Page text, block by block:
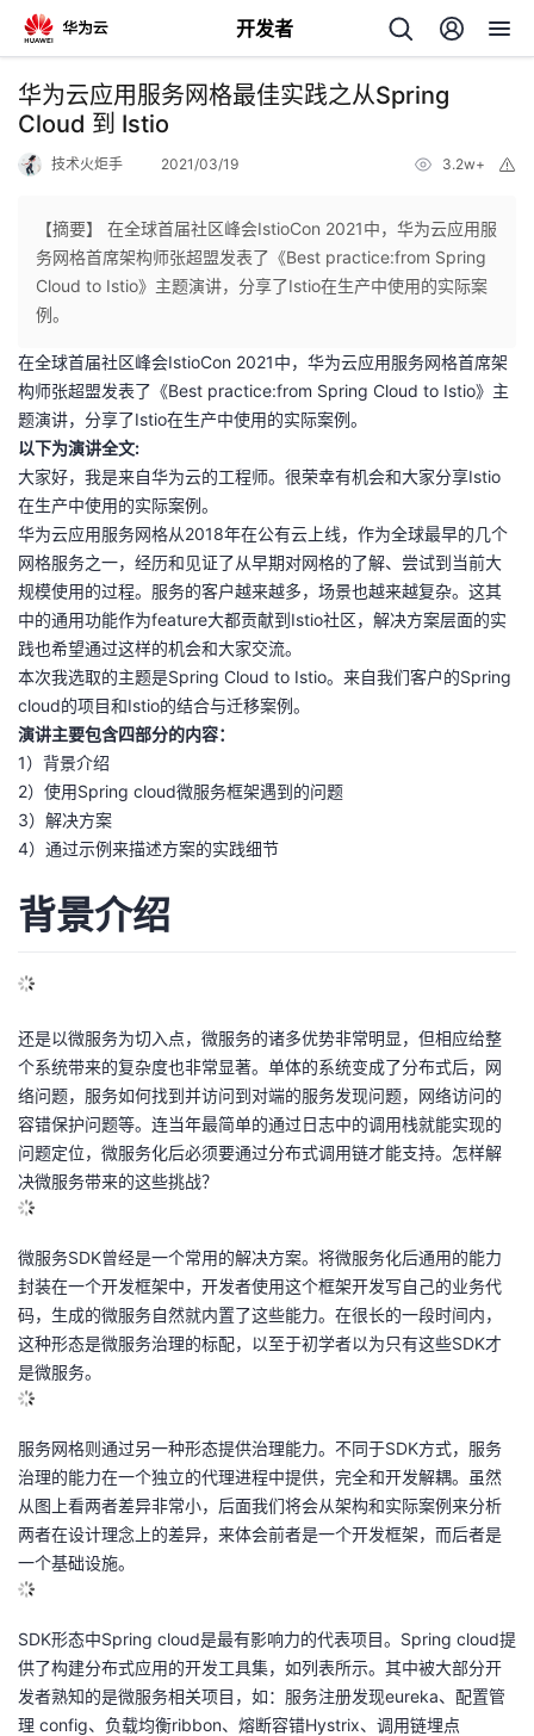
开发者
返
回
个
主
页
的
开
发
者
我
的
博
客
我
的
论
坛
我
的
圈
子
我
的
直
我
的
动
我
关
注
我
的
开
发
者
学
堂
我
课
的
证
我
实
验
的
收
藏
我
的
Programs
我
的
支
持
我
的
技
术
持
我
的
云
建
议
华为云应用服务网格最佳实践之从Spring
Cloud 到 Istio
技术火炬手 2021/03/19 3.2w+
【摘要】 在全球首届社区峰会IstioCon 2021中，华为云应用服
务网格首席架构师张超盟发表了《Best practice:from Spring
Cloud to Istio》主题演讲，分享了Istio在生产中使用的实际案
例。
在全球首届社区峰会IstioCon 2021中，华为云应用服务网格首席架
构师张超盟发表了《Best practice:from Spring Cloud to Istio》主
题演讲，分享了Istio在生产中使用的实际案例。
以下为演讲全文:
大家好，我是来自华为云的工程师。很荣幸有机会和大家分享Istio
在生产中使用的实际案例。
华为云应用服务网格从2018年在公有云上线，作为全球最早的几个
网格服务之一，经历和见证了从早期对网格的了解、尝试到当前大
规模使用的过程。服务的客户越来越多，场景也越来越复杂。这其
中的通用功能作为feature大都贡献到Istio社区，解决方案层面的实
践也希望通过这样的机会和大家交流。
本次我选取的主题是Spring Cloud to Istio。来自我们客户的Spring
cloud的项目和Istio的结合与迁移案例。
演讲主要包含四部分的内容：
1）背景介绍
2）使用Spring cloud微服务框架遇到的问题
3）解决方案
4）通过示例来描述方案的实践细节
背景介绍
还是以微服务为切入点，微服务的诸多优势非常明显，但相应给整
个系统带来的复杂度也非常显著。单体的系统变成了分布式后，网
络问题，服务如何找到并访问到对端的服务发现问题，网络访问的
容错保护问题等。连当年最简单的通过日志中的调用栈就能实现的
问题定位，微服务化后必须要通过分布式调用链才能支持。怎样解
决微服务带来的这些挑战？
微服务SDK曾经是一个常用的解决方案。将微服务化后通用的能力
封装在一个开发框架中，开发者使用这个框架开发写自己的业务代
码，生成的微服务自然就内置了这些能力。在很长的一段时间内，
这种形态是微服务治理的标配，以至于初学者以为只有这些SDK才
是微服务。
服务网格则通过另一种形态提供治理能力。不同于SDK方式，服务
治理的能力在一个独立的代理进程中提供，完全和开发解耦。虽然
从图上看两者差异非常小，后面我们将会从架构和实际案例来分析
两者在设计理念上的差异，来体会前者是一个开发框架，而后者是
一个基础设施。
SDK形态中Spring cloud是最有影响力的代表项目。Spring cloud提
供了构建分布式应用的开发工具集，如列表所示。其中被大部分开
发者熟知的是微服务相关项目，如：服务注册发现eureka、配置管
理 config、负载均衡ribbon、熔断容错Hystrix、调用链埋点